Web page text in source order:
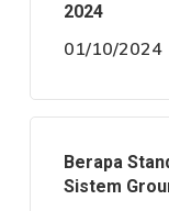
2024
01/10/2024
Berapa
Sistem